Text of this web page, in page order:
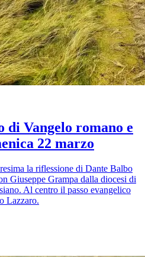
di Vangelo romano e
22 marzo
la riflessione di Dante Balbo
Giuseppe Grampa dalla diocesi di
Al centro il passo evangelico
Lazzaro.